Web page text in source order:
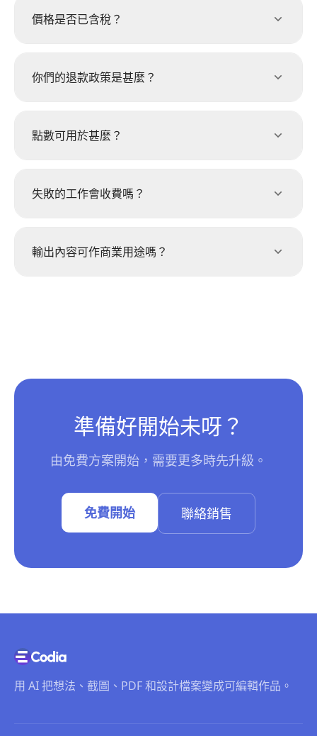
價格是否已含稅？
你們的退款政策是甚麼？
點數可用於甚麼？
失敗的工作會收費嗎？
輸出內容可作商業用途嗎？
準備好開始未呀？
由免費方案開始，需要更多時先升級。
免費開始 聯絡銷售
用 AI 把想法、截圖、PDF 和設計檔案變成可編輯作品。